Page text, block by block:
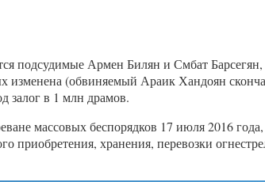
подсудимые Армен Билян и Смбат
(обвиняемый Араик Хандоян
залог в 1 млн драмов.
массовых беспорядков 17 июля 2016
приобретения, хранения, перевозки